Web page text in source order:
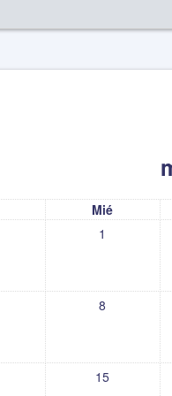
Mié
1
8
15